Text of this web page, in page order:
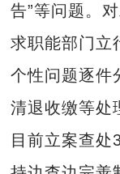
告”等问题。
求职能部门立
个性问题逐件
清退收缴等处
目前立案查处